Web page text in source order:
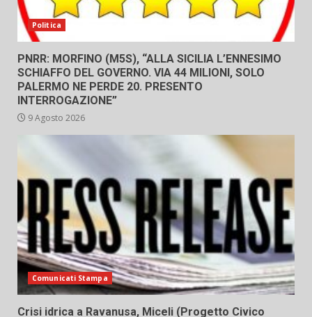
Politica
PNRR: MORFINO (M5S), “ALLA SICILIA L’ENNESIMO
SCHIAFFO DEL GOVERNO. VIA 44 MILIONI, SOLO
PALERMO NE PERDE 20. PRESENTO
INTERROGAZIONE”
9 Agosto 2026
Comunicati Stampa
Crisi idrica a Ravanusa, Miceli (Progetto Civico